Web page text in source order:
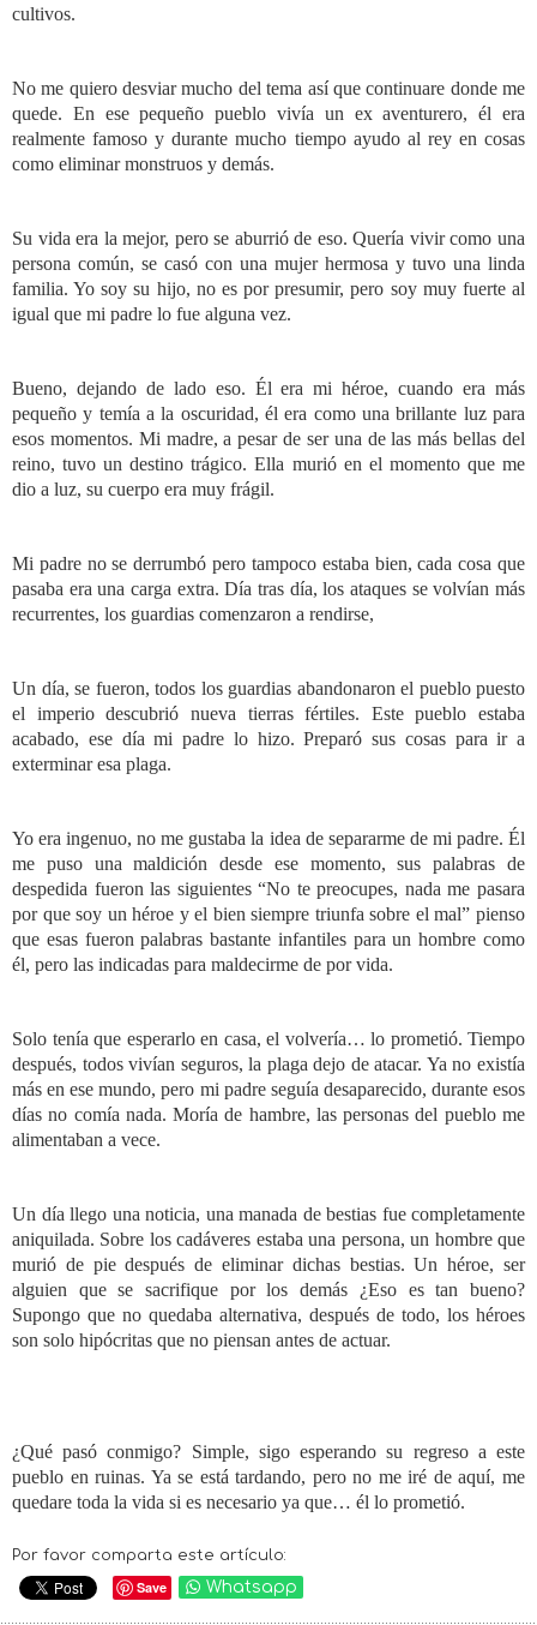
cultivos.
No me quiero desviar mucho del tema así que continuare donde me
quede. En ese pequeño pueblo vivía un ex aventurero, él era
realmente famoso y durante mucho tiempo ayudo al rey en cosas
como eliminar monstruos y demás.
Su vida era la mejor, pero se aburrió de eso. Quería vivir como una
persona común, se casó con una mujer hermosa y tuvo una linda
familia. Yo soy su hijo, no es por presumir, pero soy muy fuerte al
igual que mi padre lo fue alguna vez.
Bueno, dejando de lado eso. Él era mi héroe, cuando era más
pequeño y temía a la oscuridad, él era como una brillante luz para
esos momentos. Mi madre, a pesar de ser una de las más bellas del
reino, tuvo un destino trágico. Ella murió en el momento que me
dio a luz, su cuerpo era muy frágil.
Mi padre no se derrumbó pero tampoco estaba bien, cada cosa que
pasaba era una carga extra. Día tras día, los ataques se volvían más
recurrentes, los guardias comenzaron a rendirse,
Un día, se fueron, todos los guardias abandonaron el pueblo puesto
el imperio descubrió nueva tierras fértiles. Este pueblo estaba
acabado, ese día mi padre lo hizo. Preparó sus cosas para ir a
exterminar esa plaga.
Yo era ingenuo, no me gustaba la idea de separarme de mi padre. Él
me puso una maldición desde ese momento, sus palabras de
despedida fueron las siguientes “No te preocupes, nada me pasara
por que soy un héroe y el bien siempre triunfa sobre el mal” pienso
que esas fueron palabras bastante infantiles para un hombre como
él, pero las indicadas para maldecirme de por vida.
Solo tenía que esperarlo en casa, el volvería… lo prometió. Tiempo
después, todos vivían seguros, la plaga dejo de atacar. Ya no existía
más en ese mundo, pero mi padre seguía desaparecido, durante esos
días no comía nada. Moría de hambre, las personas del pueblo me
alimentaban a vece.
Un día llego una noticia, una manada de bestias fue completamente
aniquilada. Sobre los cadáveres estaba una persona, un hombre que
murió de pie después de eliminar dichas bestias. Un héroe, ser
alguien que se sacrifique por los demás ¿Eso es tan bueno?
Supongo que no quedaba alternativa, después de todo, los héroes
son solo hipócritas que no piensan antes de actuar.
¿Qué pasó conmigo? Simple, sigo esperando su regreso a este
pueblo en ruinas. Ya se está tardando, pero no me iré de aquí, me
quedare toda la vida si es necesario ya que… él lo prometió.
Por favor comparta este artículo:
Save Whatsapp